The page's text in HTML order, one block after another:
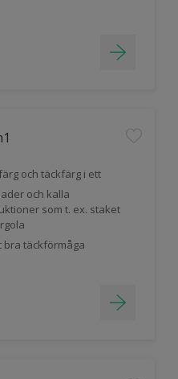
och täckfärg i ett
och kalla
som t. ex. staket
bra täckförmåga